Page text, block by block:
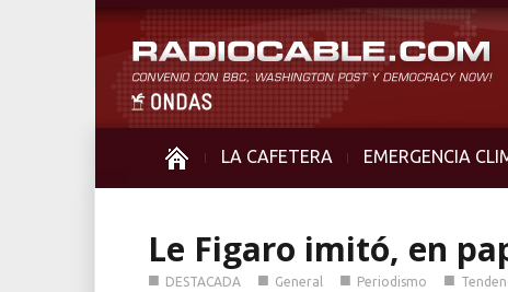
LA CAFETERA EMERGENCIA
Le Figaro imitó, en
■ DESTACADA ■ General ■ Periodismo ■